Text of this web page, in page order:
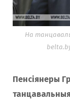
На
Пенсіянеры